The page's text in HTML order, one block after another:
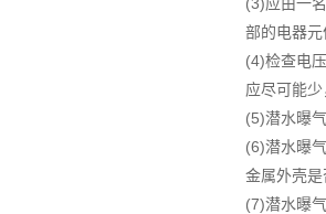
部的电器
(4)检查电
应尽可能
(5)潜水曝
(6)潜水曝
金属外壳
(7)潜水曝